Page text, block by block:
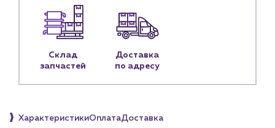
+7 (918) 070-19-79
sales@profpotok.ru
Склад
запчастей
Доставка
по адресу
ХарактеристикиОплатаДоставка